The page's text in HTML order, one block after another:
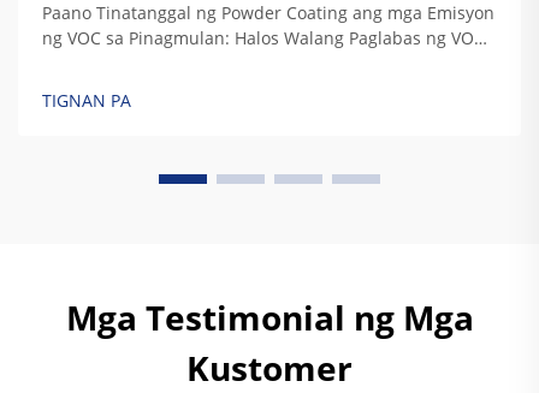
Paano Tinatanggal ng Powder Coating ang mga Emisyon
ng VOC sa Pinagmulan: Halos Walang Paglabas ng VOC
likidong pintura, ang powder coating ay walang
TIGNAN PA
Mga Testimonial ng Mga
Kustomer